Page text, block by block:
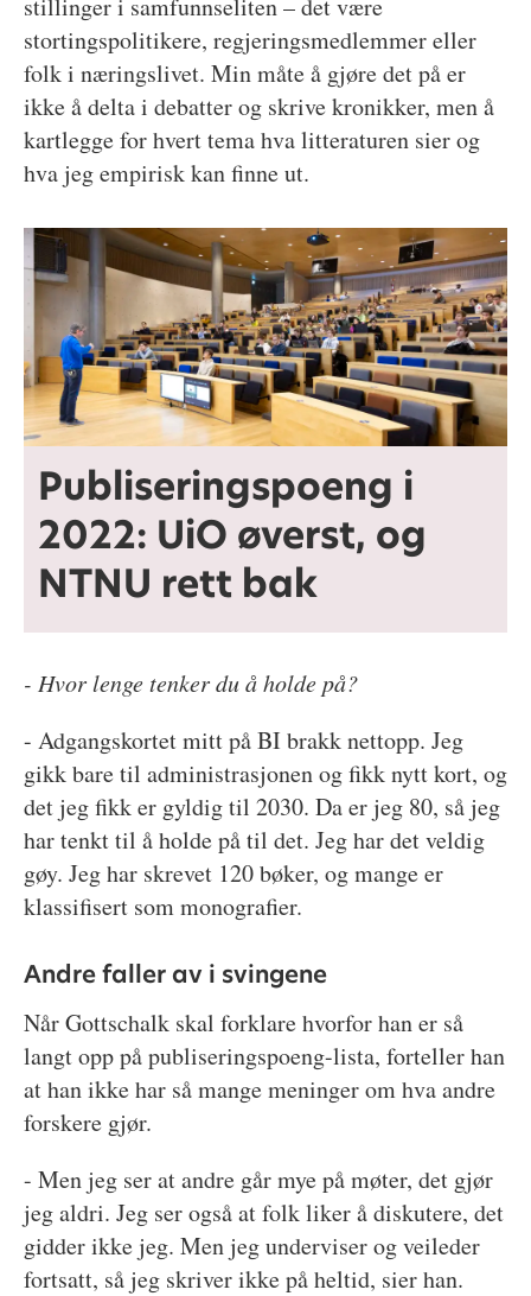
stillinger i samfunnseliten – det være
stortingspolitikere, regjeringsmedlemmer eller
folk i næringslivet. Min måte å gjøre det på er
ikke å delta i debatter og skrive kronikker, men å
kartlegge for hvert tema hva litteraturen sier og
hva jeg empirisk kan finne ut.
Publiseringspoeng i
2022: UiO øverst, og
NTNU rett bak
- Hvor lenge tenker du å holde på?
- Adgangskortet mitt på BI brakk nettopp. Jeg
gikk bare til administrasjonen og fikk nytt kort, og
det jeg fikk er gyldig til 2030. Da er jeg 80, så jeg
har tenkt til å holde på til det. Jeg har det veldig
gøy. Jeg har skrevet 120 bøker, og mange er
klassifisert som monografier.
Andre faller av i svingene
Når Gottschalk skal forklare hvorfor han er så
langt opp på publiseringspoeng-lista, forteller han
at han ikke har så mange meninger om hva andre
forskere gjør.
- Men jeg ser at andre går mye på møter, det gjør
jeg aldri. Jeg ser også at folk liker å diskutere, det
gidder ikke jeg. Men jeg underviser og veileder
fortsatt, så jeg skriver ikke på heltid, sier han.